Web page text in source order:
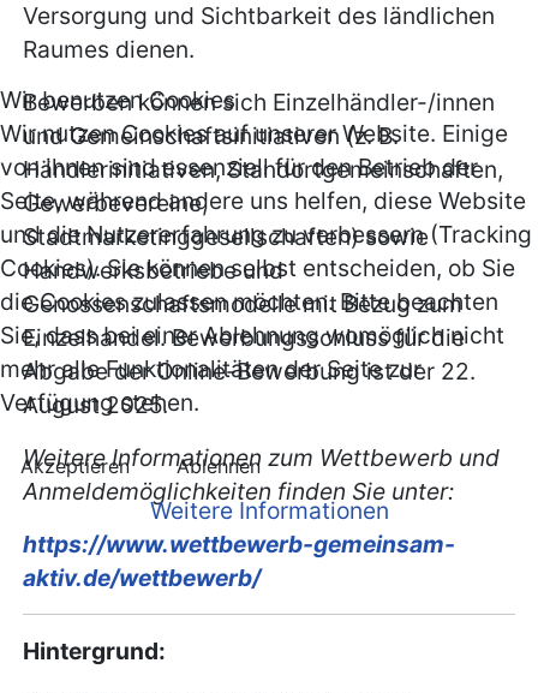
Versorgung und Sichtbarkeit des ländlichen
Raumes dienen.
Bewerben können sich Einzelhändler-/innen
und Gemeinschaftsinitiativen (z. B.
Händlerinitiativen, Standortgemeinschaften,
Gewerbevereine,
Stadtmarketinggesellschaften) sowie
Handwerksbetriebe und
Genossenschaftsmodelle mit Bezug zum
Einzelhandel. Bewerbungsschluss für die
Abgabe der Online-Bewerbung ist der 22.
August 2025.
Weitere Informationen zum Wettbewerb und
Anmeldemöglichkeiten finden Sie unter:
https://www.wettbewerb-gemeinsam-
aktiv.de/wettbewerb/
Hintergrund:
Wir benutzen Cookies
Wir nutzen Cookies auf unserer Website. Einige
von ihnen sind essenziell für den Betrieb der
Seite, während andere uns helfen, diese Website
und die Nutzererfahrung zu verbessern (Tracking
Cookies). Sie können selbst entscheiden, ob Sie
die Cookies zulassen möchten. Bitte beachten
Sie, dass bei einer Ablehnung womöglich nicht
mehr alle Funktionalitäten der Seite zur
Verfügung stehen.
Akzeptieren Ablehnen
Weitere Informationen